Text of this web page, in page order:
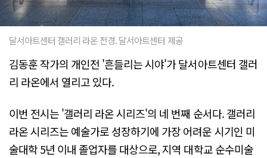
달서아트센터 갤러리 라온 전경. 달서아트센터 제공
김동훈 작가의 개인전 '흔들리는 시야'가 달서아트센터 갤러
리 라온에서 열리고 있다.
이번 전시는 '갤러리 라온 시리즈'의 네 번째 순서다. 갤러리
라온 시리즈는 예술가로 성장하기에 가장 어려운 시기인 미
술대학 5년 이내 졸업자를 대상으로, 지역 대학교 순수미술